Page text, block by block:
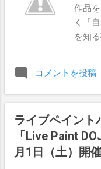
作品
く「
を知
生記
す。
テン
バー
購入
コメントを投稿
ライブペイント
「Live Paint
月1日（土）開